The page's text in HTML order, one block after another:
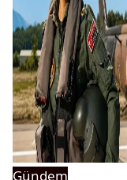
Gündem